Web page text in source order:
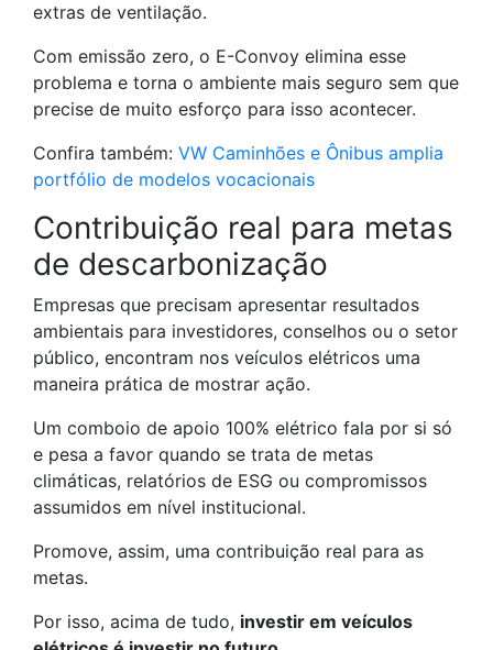
extras de ventilação.
Com emissão zero, o E-Convoy elimina esse
problema e torna o ambiente mais seguro sem que
precise de muito esforço para isso acontecer.
Confira também: VW Caminhões e Ônibus amplia
portfólio de modelos vocacionais
Contribuição real para metas
de descarbonização
Empresas que precisam apresentar resultados
ambientais para investidores, conselhos ou o setor
público, encontram nos veículos elétricos uma
maneira prática de mostrar ação.
Um comboio de apoio 100% elétrico fala por si só
e pesa a favor quando se trata de metas
climáticas, relatórios de ESG ou compromissos
assumidos em nível institucional.
Promove, assim, uma contribuição real para as
metas.
Por isso, acima de tudo, investir em veículos